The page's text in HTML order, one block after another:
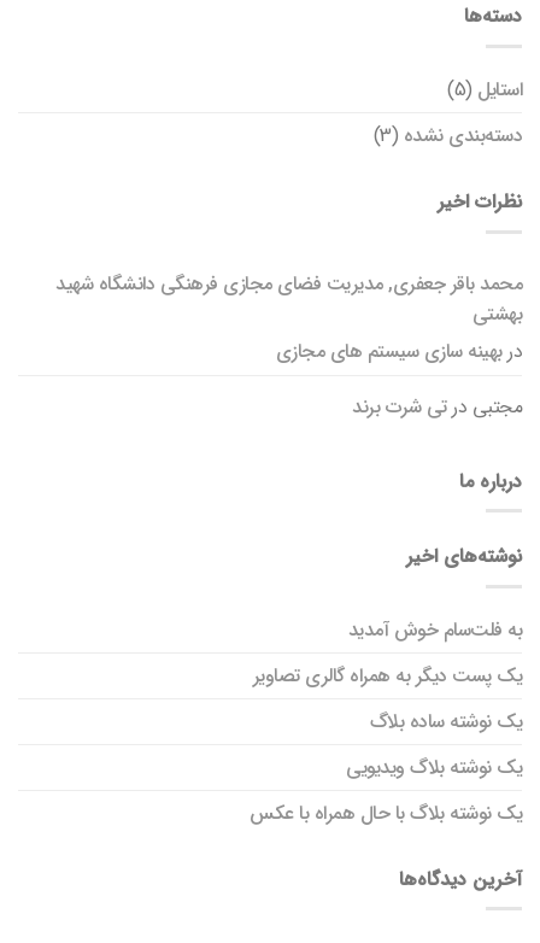
دسته‌ها
استایل (5)
دسته‌بندی نشده (3)
نظرات اخیر
محمد باقر جعفری, مدیریت فضای مجازی فرهنگی دانشگاه شهید
بهشتی
دربهینه سازی سیستم های مجازی
مجتبی درتی شرت برند
درباره ما
نوشته‌های اخیر
به فلت‌سام خوش آمدید
یک پست دیگر به همراه گالری تصاویر
یک نوشته ساده بلاگ
یک نوشته بلاگ ویدیویی
یک نوشته بلاگ با حال همراه با عکس
آخرین دیدگاه‌ها